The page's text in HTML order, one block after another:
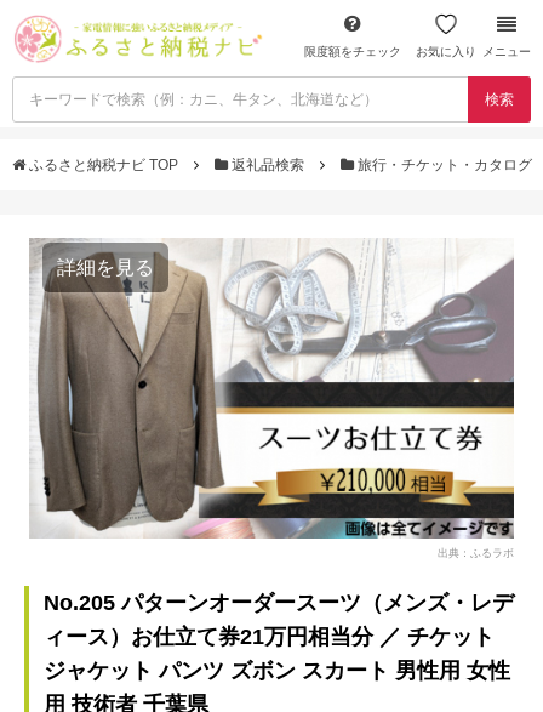
限度額をチェック お気に入り メニュー
検索
ふるさと納税ナビ TOP 返礼品検索 旅行・チケット・カタログ
詳細を見る
出典：ふるラボ
No.205 パターンオーダースーツ（メンズ・レデ
ィース）お仕立て券21万円相当分 ／ チケット
ジャケット パンツ ズボン スカート 男性用 女性
用 技術者 千葉県